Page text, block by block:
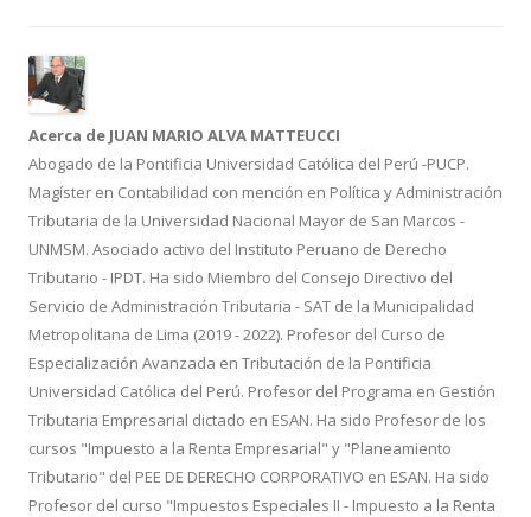
o
k
Acerca de JUAN MARIO ALVA MATTEUCCI
Abogado de la Pontificia Universidad Católica del Perú -PUCP.
Magíster en Contabilidad con mención en Política y Administración
Tributaria de la Universidad Nacional Mayor de San Marcos -
UNMSM. Asociado activo del Instituto Peruano de Derecho
Tributario - IPDT. Ha sido Miembro del Consejo Directivo del
Servicio de Administración Tributaria - SAT de la Municipalidad
Metropolitana de Lima (2019 - 2022). Profesor del Curso de
Especialización Avanzada en Tributación de la Pontificia
Universidad Católica del Perú. Profesor del Programa en Gestión
Tributaria Empresarial dictado en ESAN. Ha sido Profesor de los
cursos "Impuesto a la Renta Empresarial" y "Planeamiento
Tributario" del PEE DE DERECHO CORPORATIVO en ESAN. Ha sido
Profesor del curso "Impuestos Especiales II - Impuesto a la Renta